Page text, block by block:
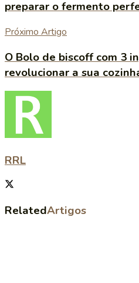
preparar o fermento
Próximo Artigo
O Bolo de biscoff com 3
revolucionar a sua
RRL
RelatedArtigos